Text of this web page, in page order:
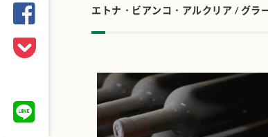
エトナ・ビアンコ・アルクリア / グラ